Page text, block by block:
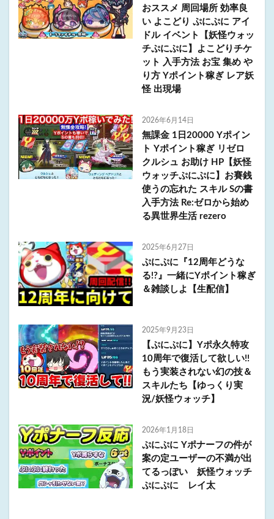
おススメ 周回場所 効率良
い よこどり ぷにぷに アイ
ドル イベント【妖怪ウォッ
チぷにぷに】よこどりチケ
ット 入手方法 お宝 集め や
り方 Yポイント稼ぎ レア妖
怪 出現場
2026年6月14日
無課金 1日20000 Yポイン
ト Yポイント稼ぎ リゼロ
クルシュ お助け HP【妖怪
ウォッチぷにぷに】お賽銭
使うの忘れた スキル Sの書
入手方法 Re:ゼロから始め
る異世界生活 rezero
2025年6月27日
ぷにぷに『12周年どうな
る!?』一緒にYポイント稼ぎ
＆雑談しよ【生配信】
2025年9月23日
【ぷにぷに】Yポ永久特攻
10周年で復活して欲しい!!
もう実装されない幻の技＆
スキルたち【ゆっくり実
況/妖怪ウォッチ】
2026年1月18日
ぷにぷに Yポナーフの件が
案の定ユーザーの不満が出
てるっぽい 妖怪ウォッチ
ぷにぷに レイ太